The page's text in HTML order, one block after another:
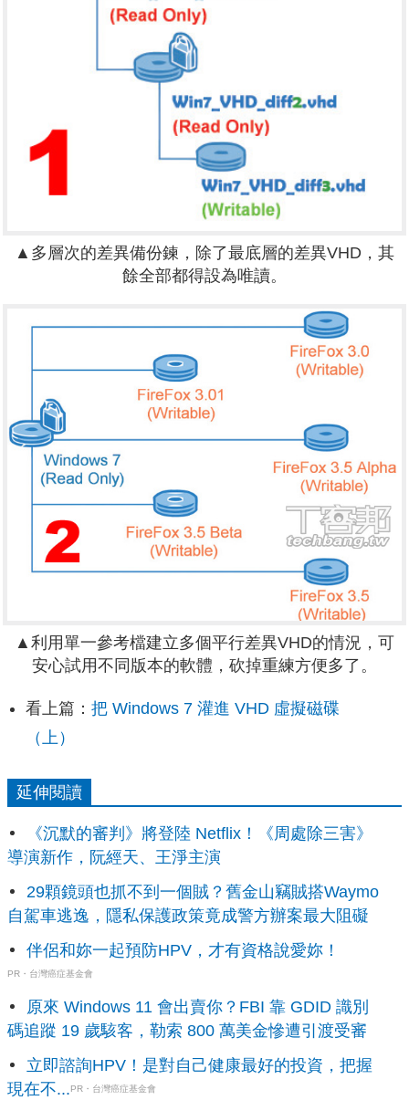
▲多層次的差異備份鍊，除了最底層的差異VHD，其
餘全部都得設為唯讀。
▲利用單一參考檔建立多個平行差異VHD的情況，可
安心試用不同版本的軟體，砍掉重練方便多了。
看上篇： 把 Windows 7 灌進 VHD 虛擬磁碟
（上）
延伸閱讀
《沉默的審判》將登陸 Netflix！《周處除三害》
導演新作，阮經天、王淨主演
29顆鏡頭也抓不到一個賊？舊金山竊賊搭Waymo
自駕車逃逸，隱私保護政策竟成警方辦案最大阻礙
伴侶和妳一起預防HPV，才有資格說愛妳！
PR・台灣癌症基金會
原來 Windows 11 會出賣你？FBI 靠 GDID 識別
碼追蹤 19 歲駭客，勒索 800 萬美金慘遭引渡受審
立即諮詢HPV！是對自己健康最好的投資，把握
現在不...PR・台灣癌症基金會